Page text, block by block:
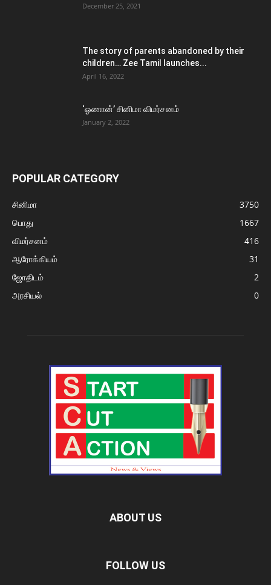
December 25, 2021
The story of parents abandoned by their
children… Zee Tamil launches...
April 16, 2022
‘ஓணான்’ சினிமா விமர்சனம்
January 2, 2022
POPULAR CATEGORY
சினிமா
3750
பொது
1667
விமர்சனம்
416
ஆரோக்கியம்
31
ஜோதிடம்
2
அரசியல்
0
ABOUT US
FOLLOW US